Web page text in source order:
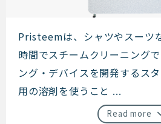
Pristeem
Pristeemは、シャツやスーツ
時間でスチームクリーニング
ング・デバイスを開発するス
用の溶剤を使うこと ...
Read more